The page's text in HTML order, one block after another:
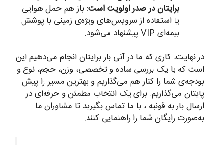
برایتان در صدر اولویت است: باز هم حمل هوایی
یا استفاده از سرویس‌های ویژه‌ی زمینی با پوشش
بیمه‌ای VIP پیشنهاد می‌شود.
در نهایت، کاری که ما در آنی بار برایتان انجام می‌دهیم این
است که با یک بررسی ساده و تخصصی، وزن، حجم، نوع و
بودجه‌ی شما را کنار هم می‌گذاریم و بهترین مسیر را پیش
پایتان می‌گذاریم. برای یک انتخاب مطمئن و حرفه‌ای در
ارسال بار به قونیه ، با ما تماس بگیرید تا مشاوران ما
به‌صورت رایگان شما را راهنمایی کنند.